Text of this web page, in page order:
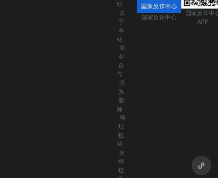
明
关
于
本
站
商
业
合
作
联
系
删
除
网
址
投
稿
友
情
链
国家反诈中心
国家反诈中
APP